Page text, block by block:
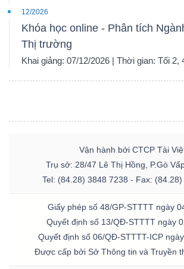
12/2026
Khóa học online - Phân tích
Thị trường
Khai giảng: 07/12/2026 | Thời gian: Tối 2,
Vận hành bởi CTCP Tài
Trụ sở: 28/47 Lê Thị Hồng, P.Gò
Tel: (84.28) 3848 7238 - Fax:
Giấy phép số 48/GP-STTTT ngày
Quyết định số 13/QĐ-STTTT ngày
Quyết định số 06/QĐ-STTTT-ICP
Được cấp bởi Sở Thông tin và Truyền